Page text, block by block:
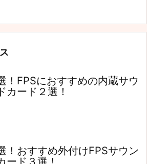
！FPSにおすすめの内蔵サウ
カード２選！
！おすすめ外付けFPSサウン
ード３選！